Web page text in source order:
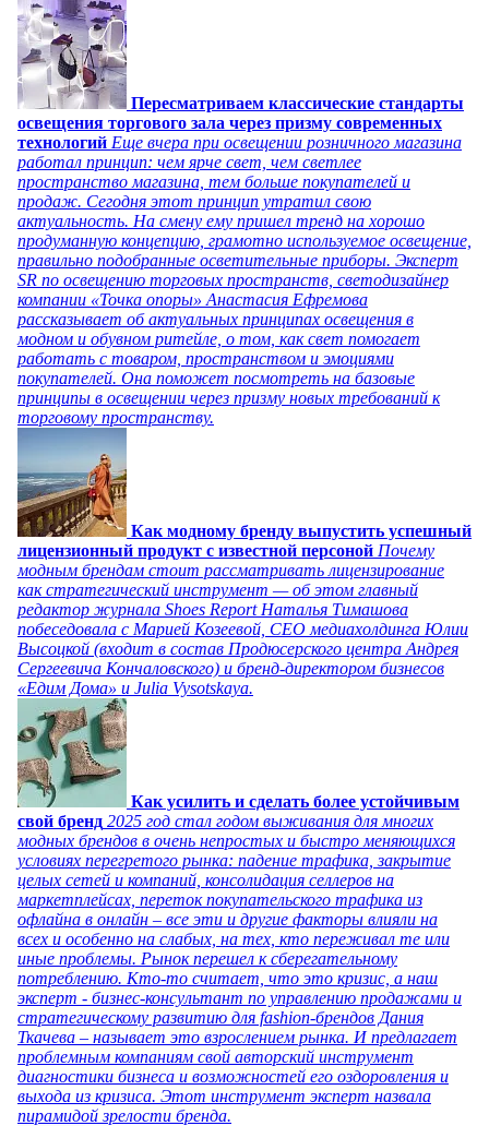
Пересматриваем классические стандарты
освещения торгового зала через призму современных
технологий Еще вчера при освещении розничного магазина
работал принцип: чем ярче свет, чем светлее
пространство магазина, тем больше покупателей и
продаж. Сегодня этот принцип утратил свою
актуальность. На смену ему пришел тренд на хорошо
продуманную концепцию, грамотно используемое освещение,
правильно подобранные осветительные приборы. Эксперт
SR по освещению торговых пространств, светодизайнер
компании «Точка опоры» Анастасия Ефремова
рассказывает об актуальных принципах освещения в
модном и обувном ритейле, о том, как свет помогает
работать с товаром, пространством и эмоциями
покупателей. Она поможет посмотреть на базовые
принципы в освещении через призму новых требований к
торговому пространству.
Как модному бренду выпустить успешный
лицензионный продукт с известной персоной Почему
модным брендам стоит рассматривать лицензирование
как стратегический инструмент — об этом главный
редактор журнала Shoes Report Наталья Тимашова
побеседовала с Марией Козеевой, СЕО медиахолдинга Юлии
Высоцкой (входит в состав Продюсерского центра Андрея
Сергеевича Кончаловского) и бренд-директором бизнесов
«Едим Дома» и Julia Vysotskaya.
Как усилить и сделать более устойчивым
свой бренд 2025 год стал годом выживания для многих
модных брендов в очень непростых и быстро меняющихся
условиях перегретого рынка: падение трафика, закрытие
целых сетей и компаний, консолидация селлеров на
маркетплейсах, переток покупательского трафика из
офлайна в онлайн – все эти и другие факторы влияли на
всех и особенно на слабых, на тех, кто переживал те или
иные проблемы. Рынок перешел к сберегательному
потреблению. Кто-то считает, что это кризис, а наш
эксперт - бизнес-консультант по управлению продажами и
стратегическому развитию для fashion-брендов Дания
Ткачева – называет это взрослением рынка. И предлагает
проблемным компаниям свой авторский инструмент
диагностики бизнеса и возможностей его оздоровления и
выхода из кризиса. Этот инструмент эксперт назвала
пирамидой зрелости бренда.